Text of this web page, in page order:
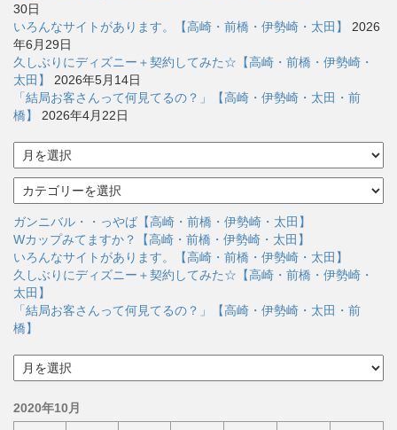
30日
いろんなサイトがあります。【高崎・前橋・伊勢崎・太田】
2026
年6月29日
久しぶりにディズニー＋契約してみた☆【高崎・前橋・伊勢崎・
太田】
2026年5月14日
「結局お客さんって何見てるの？」【高崎・伊勢崎・太田・前
橋】
2026年4月22日
ー
カ
イ
ブ
カ
テ
ゴ
リ
ー
ガンニバル・・っやば【高崎・前橋・伊勢崎・太田】
Wカップみてますか？【高崎・前橋・伊勢崎・太田】
いろんなサイトがあります。【高崎・前橋・伊勢崎・太田】
久しぶりにディズニー＋契約してみた☆【高崎・前橋・伊勢崎・
太田】
「結局お客さんって何見てるの？」【高崎・伊勢崎・太田・前
橋】
ー
イ
2020年10月